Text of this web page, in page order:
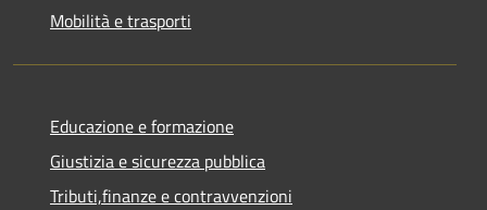
Mobilità e trasporti
Educazione e formazione
Giustizia e sicurezza pubblica
Tributi,finanze e contravvenzioni